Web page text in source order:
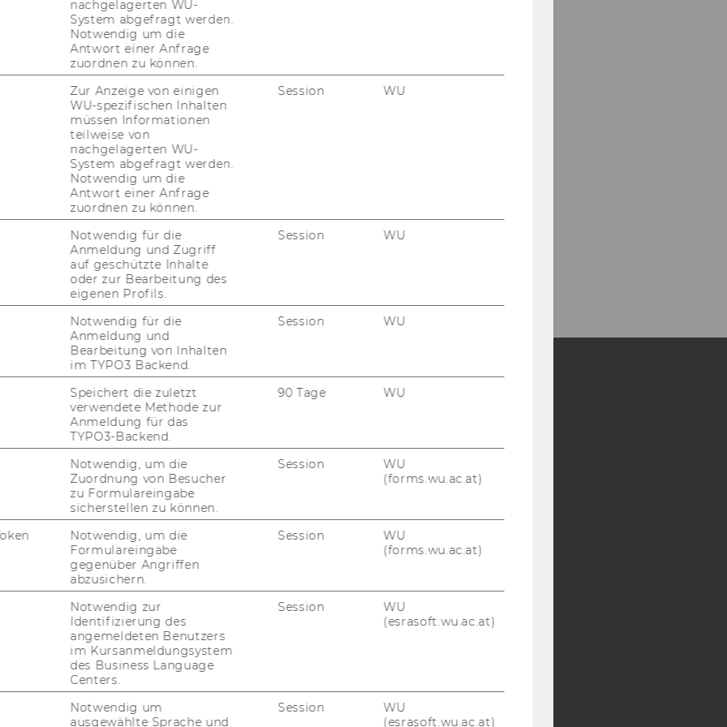
des NPO Frau­en­netz­werks
po­li­ti­schen Ent­wick­lun­gen und dem Phä­
Civil So­cie­tywur­den auch zen­tra­le Fak­
be­leuch­tet.
für einen regen Aus­tausch dar­über,
wahr­ge­nom­men wer­den – und wel­che
ihnen ent­ge­gen­zu­wir­ken.
für die Ein­la­dung und den
NewsletterBluesky
WEBSEITE
MEDIA
ACCREDITED BY:
nachgelagerten WU-
System abgefragt werden.
Notwendig um die
Antwort einer Anfrage
zuordnen zu können.
Zur Anzeige von einigen
WU-spezifischen Inhalten
müssen Informationen
teilweise von
nachgelagerten WU-
System abgefragt werden.
Notwendig um die
Antwort einer Anfrage
zuordnen zu können.
Session WU
Notwendig für die
Anmeldung und Zugriff
auf geschützte Inhalte
oder zur Bearbeitung des
eigenen Profils.
Session WU
Notwendig für die
Anmeldung und
Bearbeitung von Inhalten
im TYPO3 Backend.
Session WU
Speichert die zuletzt
verwendete Methode zur
Anmeldung für das
TYPO3-Backend.
90 Tage WU
Notwendig, um die
Zuordnung von Besucher
zu Formulareingabe
sicherstellen zu können.
Session
WU
(forms.wu.ac.at)
Notwendig, um die
Formulareingabe
gegenüber Angriffen
abzusichern.
Session
WU
(forms.wu.ac.at)
Notwendig zur
Identifizierung des
angemeldeten Benutzers
im Kursanmeldungsystem
des Business Language
Centers.
Session
WU
(esrasoft.wu.ac.at)
Notwendig um
ausgewählte Sprache und
Session
WU
(esrasoft.wu.ac.at)